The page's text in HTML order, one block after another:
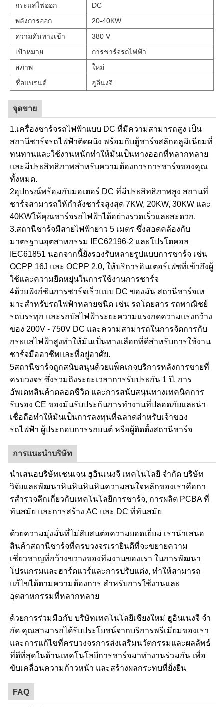
กระแสไฟออก
DC
พลังการออก
20-40KW
ความดันทางเข้า
380 V
เป้าหมาย
การชาร์จรถไฟฟ้า
สภาพ
ใหม่
ชื่อแบรนด์
ฮูอีนงจิ
จุดขาย
1.เครื่องชาร์จรถไฟฟ้าแบบ DC ที่มีความสามารถสูง เป็น
สถานีชาร์จรถไฟฟ้าติดผนัง พร้อมกับตู้ชาร์จสลักอลูมิเนียมที่
ทนทานและใช้งานหนักทําให้มันเป็นทางออกที่หลากหลาย
และมีประสิทธิภาพสําหรับความต้องการการชาร์จของคุณ
ทั้งหมด.
2อุปกรณ์พร้อมกับมอเตอร์ DC ที่มีประสิทธิภาพสูง สถานที่
ชาร์จสามารถให้กําลังชาร์จสูงสุด 7KW, 20KW, 30KW และ
40KWให้คุณชาร์จรถไฟฟ้าได้อย่างรวดเร็วและสะดวก.
3.สถานีชาร์จมีสายไฟฟ้ายาว 5 เมตร ซึ่งสอดคล้องกับ
มาตรฐานอุตสาหกรรม IEC62196-2 และโปรโตคอล
IEC61851 นอกจากนี้ยังรองรับหลายรูปแบบการชาร์จ เช่น
OCPP 16J และ OCPP 2.0, ให้บริการอินเตอร์เฟซที่เข้าถึงผู้
ใช้และความยืดหยุ่นในการใช้งานการชาร์จ
4ด้วยฟังก์ชันการชาร์จเร็วแบบ DC ของมัน สถานีชาร์จเห
มาะสําหรับรถไฟฟ้าหลายชนิด เช่น รถโดยสาร รถพาณิชย์
รถบรรทุก และรถบัสไฟฟ้าระยะความแรงกดความแรงกว้าง
ของ 200V - 750V DC และความสามารถในการจัดการกับ
กระแสไฟฟ้าสูงทําให้มันเป็นทางเลือกที่ดีสําหรับการใช้งาน
ชาร์จมืออาชีพและที่อยู่อาศัย.
5สถานีชาร์จถูกสนับสนุนด้วยแพ็คเกจบริการหลังการขายที่
ครบวงจร ซึ่งรวมถึงระยะเวลาการรับประกัน 1 ปี, การ
อัพเดทสินค้าตลอดชีวิต และการสนับสนุนทางเทคนิคการ
รับรอง CE ของมันรับประกันการทํางานที่ปลอดภัยและน่า
เชื่อถือทําให้มันเป็นการลงทุนที่ฉลาดสําหรับเจ้าของ
รถไฟฟ้า ผู้ประกอบการรถยนต์ หรือผู้ติดตั้งสถานีชาร์จ
การแนะนําบริษัท
นําเสนอบริษัทเชนเจน ฮูอินเนงจี เทคโนโลยี จํากัด บริษัท
วิจัยและพัฒนาหินหินหินหินความสนใจหลักของเราคือกา
รสํารวจลึกเกี่ยวกับเทคโนโลยีการชาร์จ, การผลิต PCBA ที่
ทันสมัย และการสร้าง AC และ DC ที่ทันสมัย
ด้วยความมุ่งมั่นที่ไม่สับสนต่อความยอดเยี่ยม เรานําเสนอ
สินค้าสถานีชาร์จที่ครบวงจรเรายินดีที่จะขยายความ
เชี่ยวชาญที่กว้างขวางของทีมงานของเรา ในการพัฒนา
โปรแกรมและฮาร์ดแวร์และการปรับแต่ง, ทําให้สามารถ
แก้ไขได้ตามความต้องการ สําหรับการใช้งานและ
อุตสาหกรรมที่หลากหลาย
ด้วยการร่วมมือกับ บริษัทเทคโนโลยีเชียงใหม่ ฮูอินเนงจี จํา
กัด คุณสามารถได้รับประโยชน์จากบริการพรีเมียมของเรา
และการแก้ไขที่ครบวงจรการส่งเสริมนวัตกรรมและผลลัพธ์
ที่ดีที่สุดในด้านเทคโนโลยีการชาร์จมาทํางานร่วมกัน เพื่อ
ขับเคลื่อนความก้าวหน้า และสร้างผลกระทบที่ยั่งยืน
FAQ